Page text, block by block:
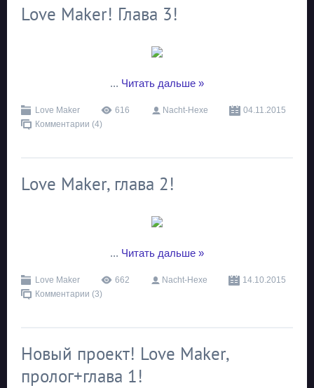
Love Maker! Глава 3!
... Читать дальше »
Love Maker 616 Nacht-Hexe
04.11.2015
Комментарии (4)
Love Maker, глава 2!
... Читать дальше »
Love Maker 662 Nacht-Hexe
14.10.2015
Комментарии (3)
Новый проект! Love Maker,
пролог+глава 1!